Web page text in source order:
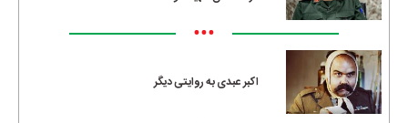
•••
اکبر عبدی به روایتی دیگر